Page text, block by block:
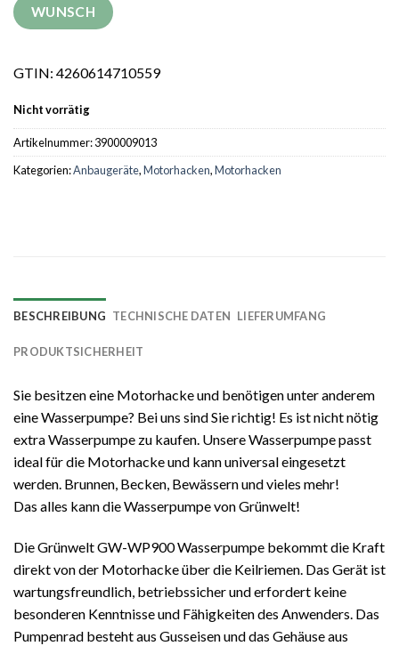
GTIN: 4260614710559
Nicht vorrätig
Artikelnummer:3900009013
Kategorien:Anbaugeräte,Motorhacken,Motorhacken
BESCHREIBUNG TECHNISCHE DATEN LIEFERUMFANG
PRODUKTSICHERHEIT
Sie besitzen eine Motorhacke und benötigen unter anderem
eine Wasserpumpe? Bei uns sind Sie richtig! Es ist nicht nötig
extra Wasserpumpe zu kaufen. Unsere Wasserpumpe passt
ideal für die Motorhacke und kann universal eingesetzt
werden. Brunnen, Becken, Bewässern und vieles mehr!
Das alles kann die Wasserpumpe von Grünwelt!
Die Grünwelt GW-WP900 Wasserpumpe bekommt die Kraft
direkt von der Motorhacke über die Keilriemen. Das Gerät ist
wartungsfreundlich, betriebssicher und erfordert keine
besonderen Kenntnisse und Fähigkeiten des Anwenders. Das
Pumpenrad besteht aus Gusseisen und das Gehäuse aus